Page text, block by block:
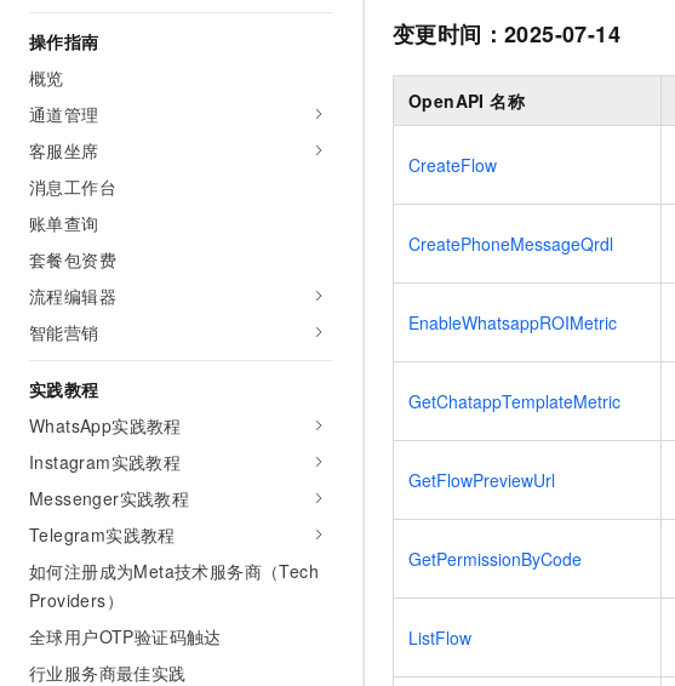
操作指南
概览
通道管理
客服坐席
消息工作台
账单查询
套餐包资费
流程编辑器
智能营销
实践教程
WhatsApp实践教程
Instagram实践教程
Messenger实践教程
Telegram实践教程
如何注册成为Meta技术服务商（Tech
Providers）
全球用户OTP验证码触达
行业服务商最佳实践
变更时间： 2025-07-14
OpenAPI 名称
CreateFlow
CreatePhoneMessageQrdl
EnableWhatsappROIMetric
GetChatappTemplateMetric
GetFlowPreviewUrl
GetPermissionByCode
ListFlow
快速部署 Dify，高效搭建 AI 应用
依托云原生高可用架构,实现Dify私有化部署
10 分钟在聊天系统中增加一个 AI 助手
开发工具
迁移与运维管理